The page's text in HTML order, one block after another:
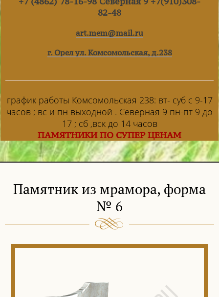
82-48
art.mem@mail.ru
г. Орел ул. Комсомольская, д.238
график работы Комсомольская 238: вт- суб с 9-17
часов ; вс и пн выходной . Северная 9 пн-пт 9 до
17 ; сб ,вск до 14 часов
ПАМЯТНИКИ ПО СУПЕР ЦЕНАМ
Памятник из мрамора, форма
№ 6